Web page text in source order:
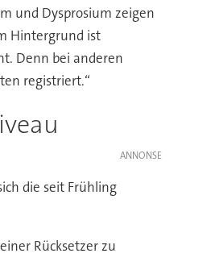
und Dysprosium zeigen
Hintergrund ist
Denn bei anderen
registriert.“
die seit Frühling
Rücksetzer zu